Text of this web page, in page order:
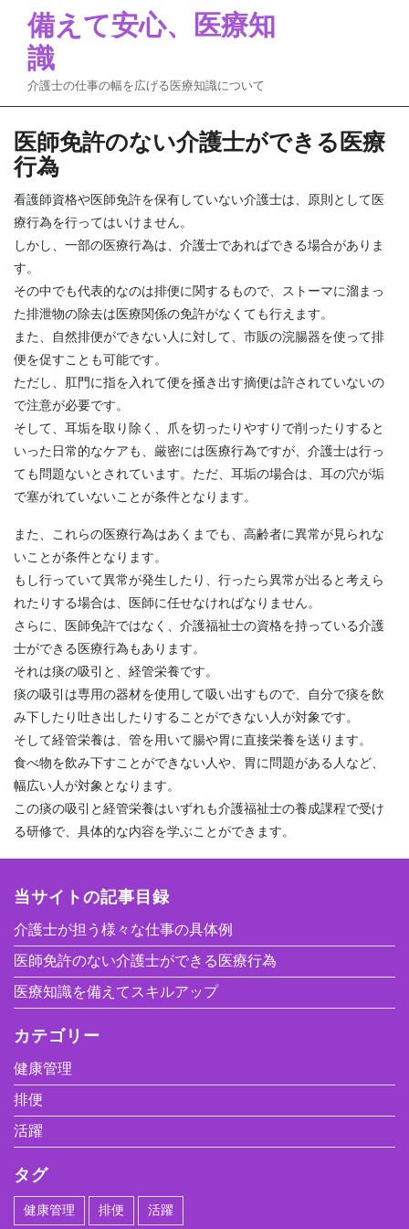
content
備えて安心、医療知
識
介護士の仕事の幅を広げる医療知識について
医師免許のない介護士ができる医療
行為
看護師資格や医師免許を保有していない介護士は、原則として医
療行為を行ってはいけません。
しかし、一部の医療行為は、介護士であればできる場合がありま
す。
その中でも代表的なのは排便に関するもので、ストーマに溜まっ
た排泄物の除去は医療関係の免許がなくても行えます。
また、自然排便ができない人に対して、市販の浣腸器を使って排
便を促すことも可能です。
ただし、肛門に指を入れて便を掻き出す摘便は許されていないの
で注意が必要です。
そして、耳垢を取り除く、爪を切ったりやすりで削ったりすると
いった日常的なケアも、厳密には医療行為ですが、介護士は行っ
ても問題ないとされています。ただ、耳垢の場合は、耳の穴が垢
で塞がれていないことが条件となります。
また、これらの医療行為はあくまでも、高齢者に異常が見られな
いことが条件となります。
もし行っていて異常が発生したり、行ったら異常が出ると考えら
れたりする場合は、医師に任せなければなりません。
さらに、医師免許ではなく、介護福祉士の資格を持っている介護
士ができる医療行為もあります。
それは痰の吸引と、経管栄養です。
痰の吸引は専用の器材を使用して吸い出すもので、自分で痰を飲
み下したり吐き出したりすることができない人が対象です。
そして経管栄養は、管を用いて腸や胃に直接栄養を送ります。
食べ物を飲み下すことができない人や、胃に問題がある人など、
幅広い人が対象となります。
この痰の吸引と経管栄養はいずれも介護福祉士の養成課程で受け
る研修で、具体的な内容を学ぶことができます。
当サイトの記事目録
介護士が担う様々な仕事の具体例
医師免許のない介護士ができる医療行為
医療知識を備えてスキルアップ
カテゴリー
健康管理
排便
活躍
タグ
健康管理 排便 活躍